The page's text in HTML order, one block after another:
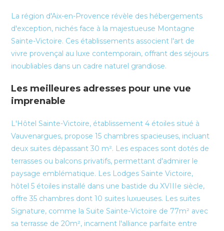
La région d'Aix-en-Provence révèle des hébergements
d'exception, nichés face à la majestueuse Montagne
Sainte-Victoire. Ces établissements associent l'art de
vivre provençal au luxe contemporain, offrant des séjours
inoubliables dans un cadre naturel grandiose.
Les meilleures adresses pour une vue
imprenable
L'Hôtel Sainte-Victoire, établissement 4 étoiles situé à
Vauvenargues, propose 15 chambres spacieuses, incluant
deux suites dépassant 30 m². Les espaces sont dotés de
terrasses ou balcons privatifs, permettant d'admirer le
paysage emblématique. Les Lodges Sainte Victoire,
hôtel 5 étoiles installé dans une bastide du XVIIIe siècle,
offre 35 chambres dont 10 suites luxueuses. Les suites
Signature, comme la Suite Sainte-Victoire de 77m² avec
sa terrasse de 20m², incarnent l'alliance parfaite entre